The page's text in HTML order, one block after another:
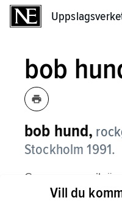
bob
bob hund,
Stockholm 1991.
Gruppens musik är
punk, syntpop och
Vill du